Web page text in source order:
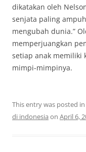
dikatakan oleh
senjata paling
mengubah dunia.”
memperjuangkan
setiap anak memiliki
mimpi-mimpinya.
This entry was posted in
di indonesia on April 6,